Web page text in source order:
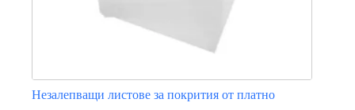
Незалепващи листове за покрития от платно